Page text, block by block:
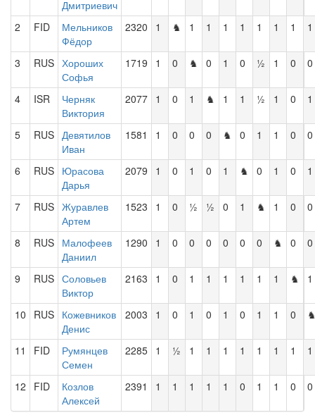
Дмитриевич
2 FID
Мельников
Фёдор
2320 1 ♞ 1 1 1 1 1 1 1 1
3 RUS Хороших
Софья
1719 1 0 ♞ 0 1 0 ½ 1 0 0
4 ISR
Черняк
Виктория
2077 1 0 1 ♞ 1 1 ½ 1 0 1
5 RUS Девятилов
Иван
1581 1 0 0 0 ♞ 0 1 1 0 0
6 RUS Юрасова
Дарья
2079 1 0 1 0 1 ♞ 0 1 0 1
7 RUS Журавлев
Артем
1523 1 0 ½ ½ 0 1 ♞ 1 0 0
8 RUS Малофеев
Даниил
1290 1 0 0 0 0 0 0 ♞ 0 0
9 RUS Соловьев
Виктор
2163 1 0 1 1 1 1 1 1 ♞ 1
10 RUS Кожевников
Денис
2003 1 0 1 0 1 0 1 1 0
11 FID
Румянцев
Семен
2285 1 ½ 1 1 1 1 1 1 1 1
12 FID
Козлов
Алексей
2391 1 1 1 1 1 0 1 1 0 0